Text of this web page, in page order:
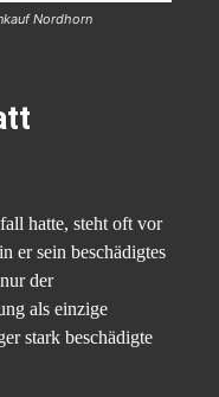
Nordhorn
hatte, steht oft vor
er sein beschädigtes
der
als einzige
stark beschädigte